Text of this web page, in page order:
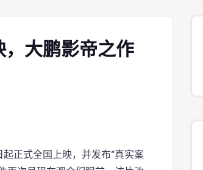
大鹏影帝之作
正式全国上映，并发布“真实案